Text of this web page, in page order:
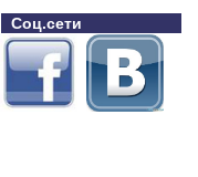
Соц.сети